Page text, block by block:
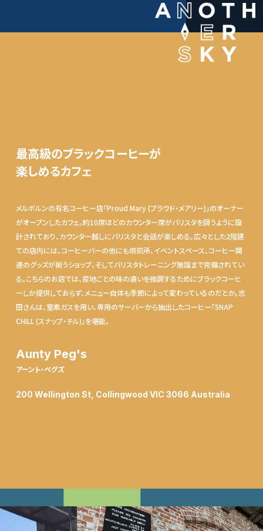
最高級のブラックコーヒーが
楽しめるカフェ
メルボルンの有名コーヒー店「Proud Mary (プラウド・メアリー)」のオーナー
がオープンしたカフェ。約10席ほどのカウンター席がバリスタを囲うように設
計されており、カウンター越しにバリスタと会話が楽しめる。広々とした2階建
ての店内には、コーヒーバーの他にも焙煎所、イベントスペース、コーヒー関
連のグッズが揃うショップ、そしてバリスタトレーニング施設まで完備されてい
る。こちらのお店では、産地ごとの味の違いを強調するためにブラックコーヒ
ーしか提供しておらず、メニュー自体も季節によって変わっているのだとか。志
田さんは、窒素ガスを用い、専用のサーバーから抽出したコーヒー「SNAP
CHILL (スナップ・チル)」を堪能。
Aunty Peg's
アーント・ペグズ
200 Wellington St, Collingwood VIC 3066 Australia